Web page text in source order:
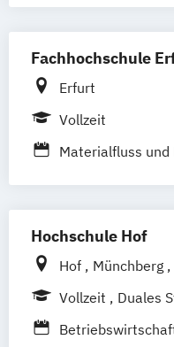
Fachhochschule
Erfurt
Vollzeit
Materialfluss und
Hochschule Hof
Hof Münchberg
Vollzeit
Duales